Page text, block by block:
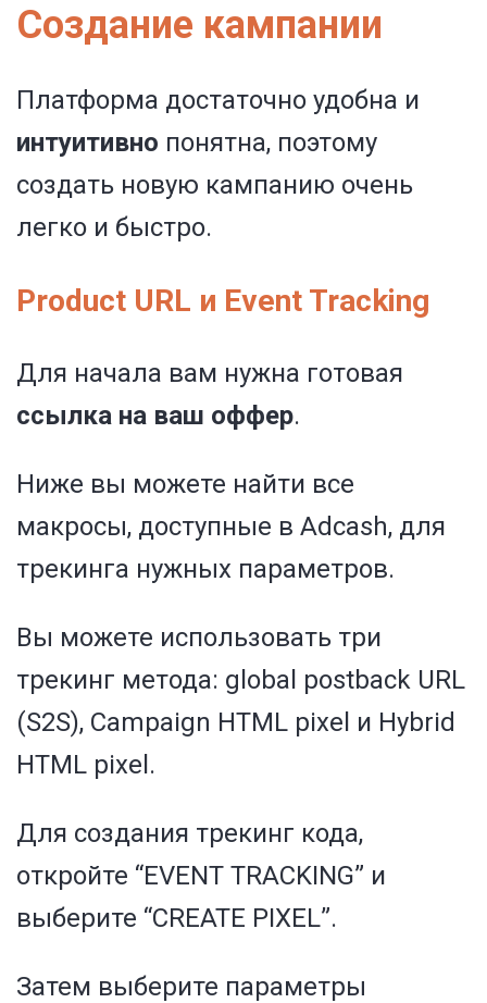
Создание кампании
Платформа достаточно удобна и
интуитивно понятна, поэтому
создать новую кампанию очень
легко и быстро.
Product URL и Event Tracking
Для начала вам нужна готовая
ссылка на ваш оффер.
Ниже вы можете найти все
макросы, доступные в Adcash, для
трекинга нужных параметров.
Вы можете использовать три
трекинг метода: global postback URL
(S2S), Campaign HTML pixel и Hybrid
HTML pixel.
Для создания трекинг кода,
откройте “EVENT TRACKING” и
выберите “CREATE PIXEL”.
Затем выберите параметры